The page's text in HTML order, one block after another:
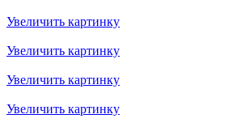
Увеличить картинку
Увеличить картинку
Увеличить картинку
Увеличить картинку